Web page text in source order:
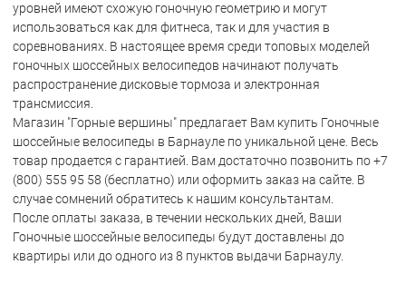
уровней имеют схожую гоночную геометрию и могут
использоваться как для фитнеса, так и для участия в
соревнованиях. В настоящее время среди топовых моделей
гоночных шоссейных велосипедов начинают получать
распространение дисковые тормоза и электронная
трансмиссия.
Магазин "Горные вершины" предлагает Вам купить Гоночные
шоссейные велосипеды в Барнауле по уникальной цене. Весь
товар продается с гарантией. Вам достаточно позвонить по +7
(800) 555 95 58 (бесплатно) или оформить заказ на сайте. В
случае сомнений обратитесь к нашим консультантам.
После оплаты заказа, в течении нескольких дней, Ваши
Гоночные шоссейные велосипеды будут доставлены до
квартиры или до одного из 8 пунктов выдачи Барнаулу.